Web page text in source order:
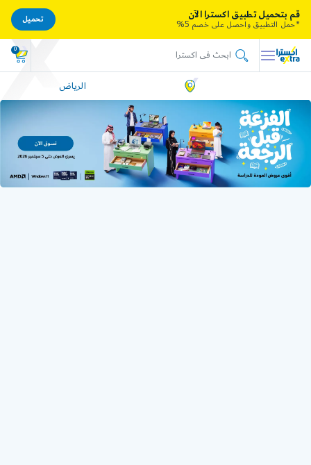
0
الرياض
قم بتحميل تطبيق اكسترا الآن
*حمل التطبيق واحصل على خصم 5%
تحميل